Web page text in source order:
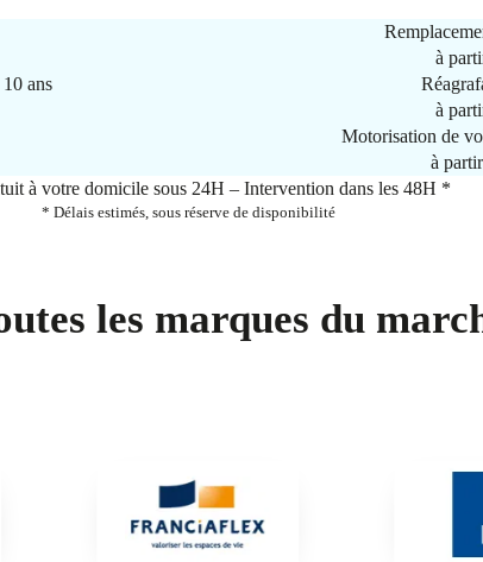
à
ans
à
Motorisation de
à
à votre domicile sous 24H – Intervention dans les 48H *
* Délais estimés, sous réserve de disponibilité
les marques du